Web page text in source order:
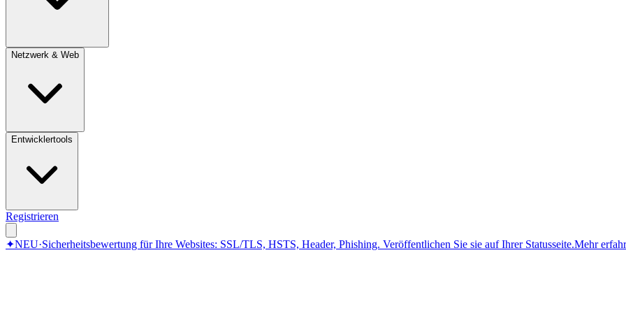
Netzwerk & Web
Entwicklertools
Registrieren
✦NEU·Sicherheitsbewertung für Ihre Websites: SSL/TLS, HSTS, Header, Phishing. Veröffentlichen Sie sie auf Ihrer Statusseite.Mehr